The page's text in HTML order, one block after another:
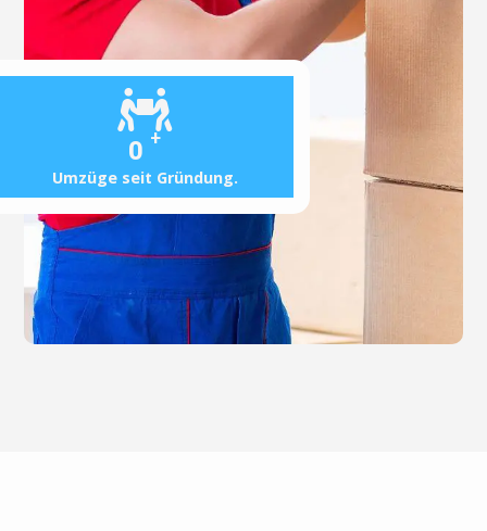
0 +
Umzüge seit Gründung.